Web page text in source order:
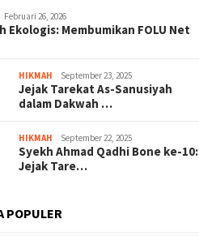
Bahasa Bugis
Provinsi
Februari 26, 2026
Ekologis: Membumikan FOLU Net
HIKMAH September 23, 2025
Jejak Tarekat As-Sanusiyah
dalam Dakwah …
HIKMAH September 22, 2025
Syekh Ahmad Qadhi Bone ke-10:
Jejak Tare…
POPULER